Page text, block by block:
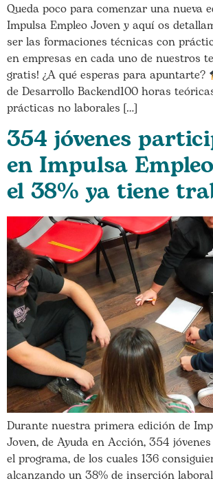
Queda poco para comenzar una nueva
Impulsa Empleo Joven y aquí os
ser las formaciones técnicas con
en empresas en cada uno de nuestros
gratis! ¿A qué esperas para apuntarte?
de Desarrollo Backend100 horas
prácticas no laborales […]
354 jóvenes
en Impulsa
el 38% ya tiene
Durante nuestra primera edición de
Joven, de Ayuda en Acción, 354
el programa, de los cuales 136
alcanzando un 38% de inserción